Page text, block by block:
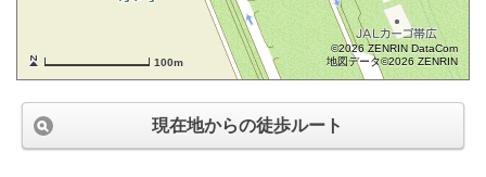
100m
©2026 ZENRIN DataCom
地図データ©2026 ZENRIN
現在地からの徒歩ルート